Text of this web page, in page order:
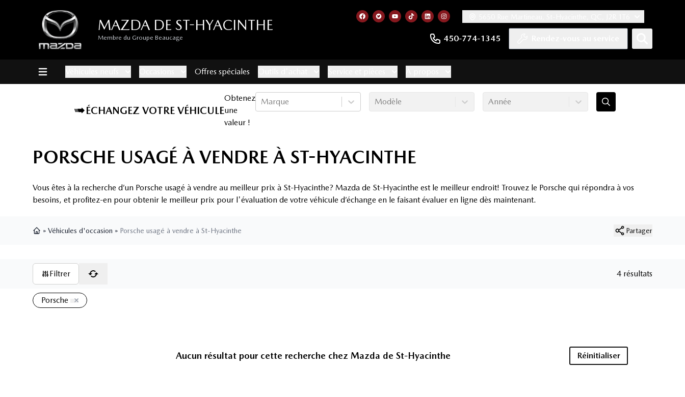
MAZDA DE ST-HYACINTHE
Membre du Groupe Beaucage 450-774-1345
Lien vers notre page facebook
Lien vers notre compte Twitter
Lien vers notre chaîne YouTube
Lien vers notre compte Tiktok
Lien vers notre compte LinkedIn
Lien vers notre compte Instagram
Offres spéciales
ÉCHANGEZ VOTRE VÉHICULE
Obtenez
une
valeur !
Marque Modèle Année
PORSCHE USAGÉ À VENDRE À ST-HYACINTHE
Vous êtes à la recherche d’un Porsche usagé à vendre au meilleur prix à St-Hyacinthe? Mazda de St-Hyacinthe est le meilleur endroit! Trouvez le Porsche qui répondra à vos
besoins, et profitez-en pour obtenir le meilleur prix pour l'évaluation de votre véhicule d’échange en le faisant évaluer en ligne dès maintenant.
» Véhicules d'occasion » Porsche usagé à vendre à St-Hyacinthe Partager
Filtrer 4 résultats
Porsche
Aucun résultat pour cette recherche chez Mazda de St-Hyacinthe Réinitialiser